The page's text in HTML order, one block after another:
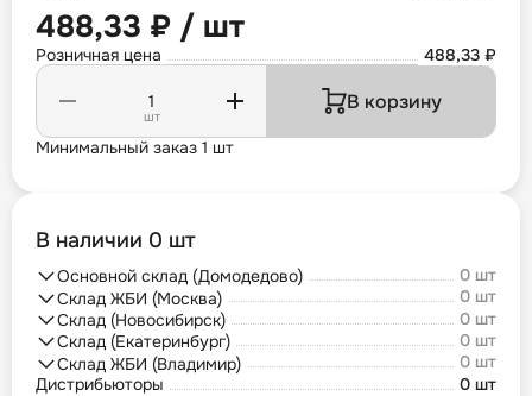
488,33 ₽ / шт
Розничная цена 488,33 ₽
шт
В корзину
Минимальный заказ 1 шт
В наличии 0 шт
Основной склад (Домодедово)
0 шт
Склад ЖБИ (Москва)
0 шт
Склад (Новосибирск)
0 шт
Склад (Екатеринбург)
0 шт
Склад ЖБИ (Владимир)
0 шт
Дистрибьюторы
0 шт